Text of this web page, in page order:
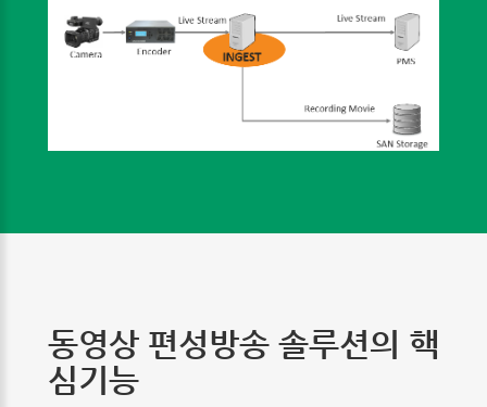
동영상 편성방송 솔루션의 핵
심기능